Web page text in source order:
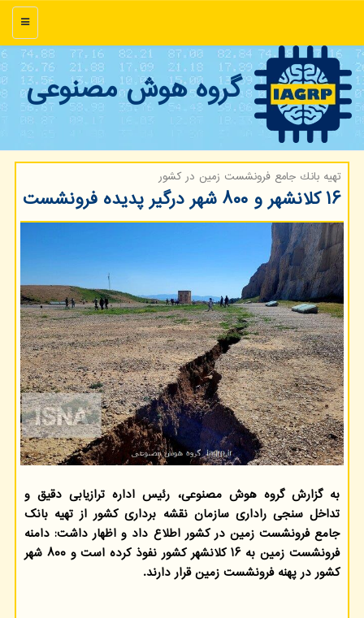
منو
گروه هوش مصنوعی
تهیه بانك جامع فرونشست زمین در كشور
۱۶ کلانشهر و ۸۰۰ شهر درگیر پدیده فرونشست
به گزارش گروه هوش مصنوعی، رئیس اداره ترازیابی دقیق و
تداخل سنجی راداری سازمان نقشه برداری کشور از تهیه بانک
جامع فرونشست زمین در کشور اطلاع داد و اظهار داشت: دامنه
فرونشست زمین به ۱۶ کلانشهر کشور نفوذ کرده است و ۸۰۰ شهر
کشور در پهنه فرونشست زمین قرار دارند.